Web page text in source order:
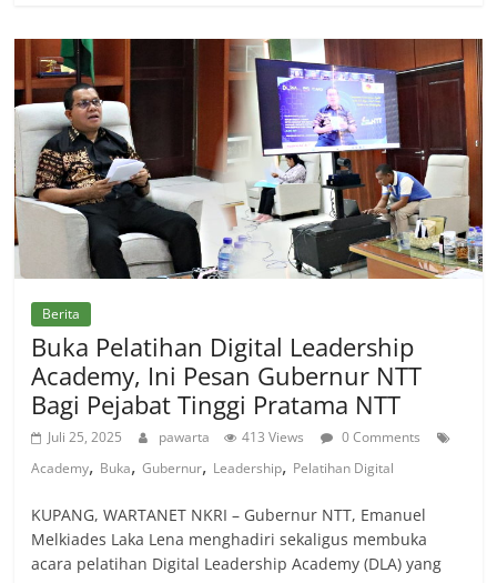
Berita
Buka Pelatihan Digital Leadership
Academy, Ini Pesan Gubernur NTT
Bagi Pejabat Tinggi Pratama NTT
Juli 25, 2025 pawarta 413 Views
0 Comments
Academy, Buka,Gubernur, Leadership, Pelatihan Digital
KUPANG, WARTANET NKRI – Gubernur NTT, Emanuel
Melkiades Laka Lena menghadiri sekaligus membuka
acara pelatihan Digital Leadership Academy (DLA) yang